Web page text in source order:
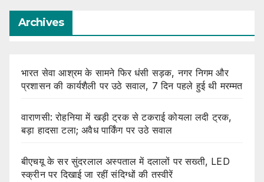
Archives
भारत सेवा आश्रम के सामने फिर धंसी सड़क, नगर निगम और
प्रशासन की कार्यशैली पर उठे सवाल, 7 दिन पहले हुई थी मरम्मत
वाराणसी: रोहनिया में खड़ी ट्रक से टकराई कोयला लदी ट्रक,
बड़ा हादसा टला; अवैध पार्किंग पर उठे सवाल
बीएचयू के सर सुंदरलाल अस्पताल में दलालों पर सख्ती, LED
स्क्रीन पर दिखाई जा रहीं संदिग्धों की तस्वीरें